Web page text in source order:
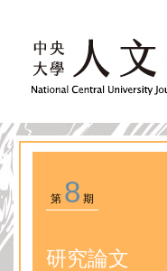
第 8期
研究論文